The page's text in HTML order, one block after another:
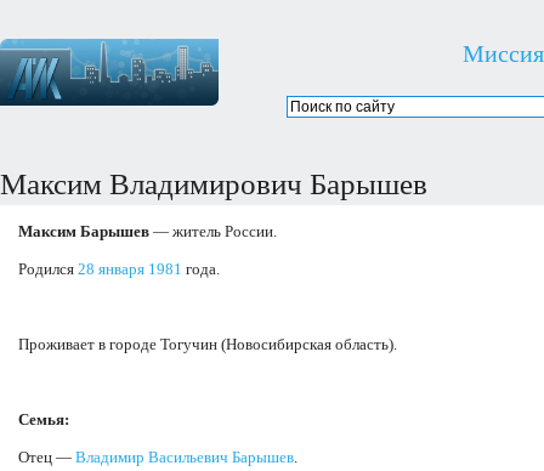
Миссия
Максим Владимирович Барышев
Максим Барышев — житель России.
Родился 28 января 1981 года.
Проживает в городе Тогучин (Новосибирская область).
Семья:
Отец — Владимир Васильевич Барышев.